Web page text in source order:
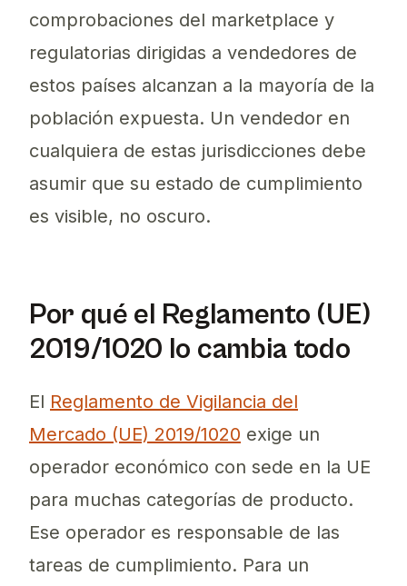
comprobaciones del marketplace y
regulatorias dirigidas a vendedores de
estos países alcanzan a la mayoría de la
población expuesta. Un vendedor en
cualquiera de estas jurisdicciones debe
asumir que su estado de cumplimiento
es visible, no oscuro.
Por qué el Reglamento (UE)
2019/1020 lo cambia todo
El Reglamento de Vigilancia del
Mercado (UE) 2019/1020 exige un
operador económico con sede en la UE
para muchas categorías de producto.
Ese operador es responsable de las
tareas de cumplimiento. Para un